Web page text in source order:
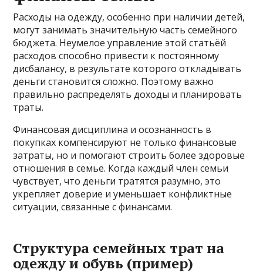
Расходы на одежду, особенно при наличии детей,
могут занимать значительную часть семейного
бюджета. Неумелое управление этой статьёй
расходов способно привести к постоянному
дисбалансу, в результате которого откладывать
деньги становится сложно. Поэтому важно
правильно распределять доходы и планировать
траты.
Финансовая дисциплина и осознанность в
покупках компенсируют не только финансовые
затраты, но и помогают строить более здоровые
отношения в семье. Когда каждый член семьи
чувствует, что деньги тратятся разумно, это
укрепляет доверие и уменьшает конфликтные
ситуации, связанные с финансами.
Структура семейных трат на
одежду и обувь (пример)